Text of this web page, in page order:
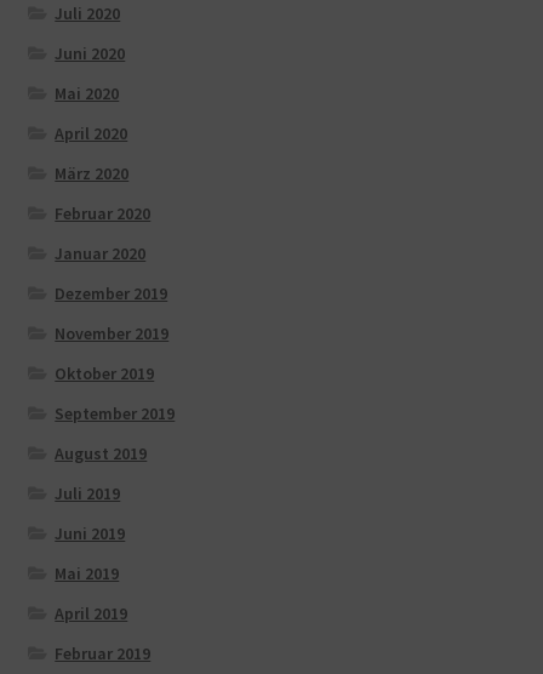
Juli 2020
Juni 2020
Mai 2020
April 2020
März 2020
Februar 2020
Januar 2020
Dezember 2019
November 2019
Oktober 2019
September 2019
August 2019
Juli 2019
Juni 2019
Mai 2019
April 2019
Februar 2019